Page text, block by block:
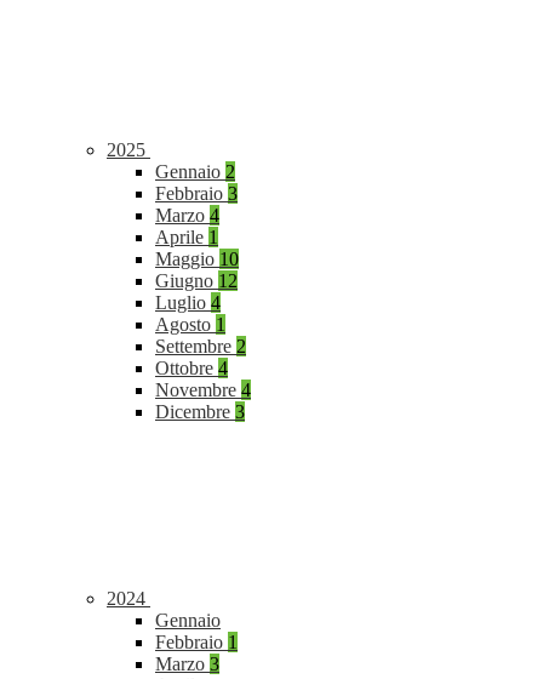
2025
Gennaio 2
Febbraio 3
Marzo 4
Aprile 1
Maggio 10
Giugno 12
Luglio 4
Agosto 1
Settembre 2
Ottobre 4
Novembre 4
Dicembre 3
2024
Gennaio
Febbraio 1
Marzo 3